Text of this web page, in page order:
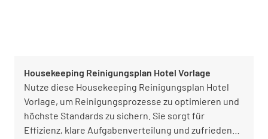
Housekeeping Reinigungsplan Hotel Vorlage
Nutze diese Housekeeping Reinigungsplan Hotel
Vorlage, um Reinigungsprozesse zu optimieren und
höchste Standards zu sichern. Sie sorgt für
Effizienz, klare Aufgabenverteilung und zufriedene